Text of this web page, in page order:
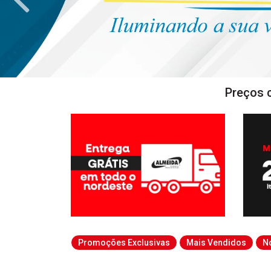
Preços
Promoções Exclusivas Mais Vendidos